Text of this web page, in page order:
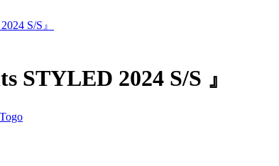
S/S』
STYLED 2024 S/S 』
Togo